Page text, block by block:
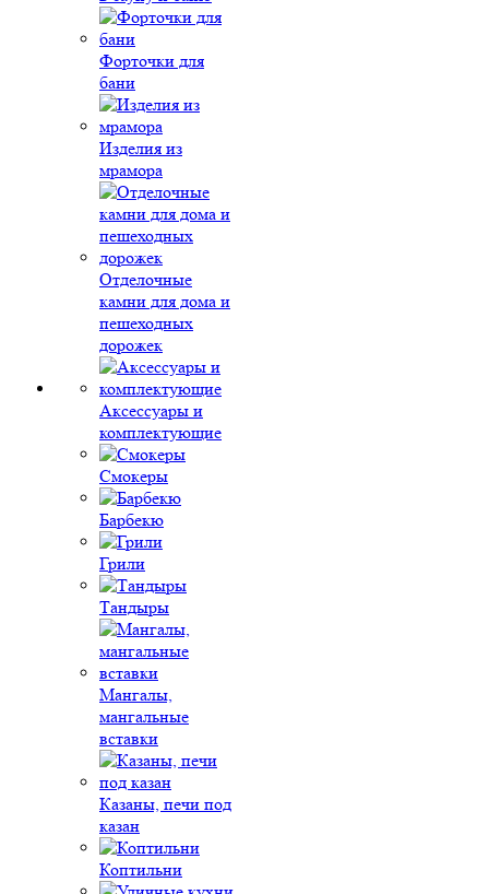
Форточки для
бани
Изделия из
мрамора
Отделочные
камни для дома и
пешеходных
дорожек
Аксессуары и
комплектующие
Смокеры
Барбекю
Грили
Тандыры
Мангалы,
мангальные
вставки
Казаны, печи под
казан
Коптильни